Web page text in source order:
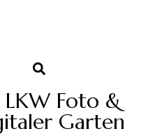
Foto &
Garten